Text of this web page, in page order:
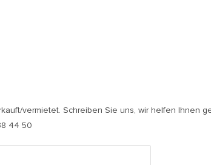
vermietet. Schreiben Sie uns, wir helfen Ihnen
44 50